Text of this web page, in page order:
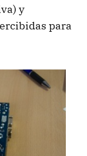
y
para